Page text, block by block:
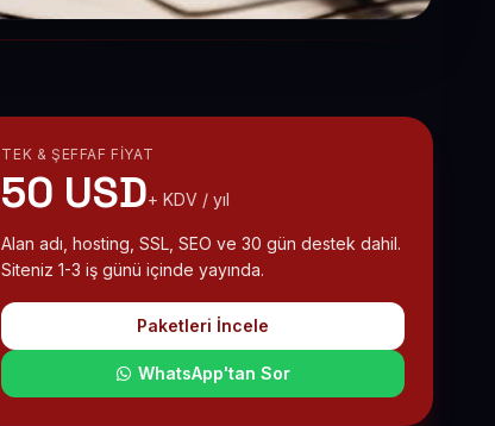
TEK & ŞEFFAF FIYAT
50 USD+ KDV / yıl
Alan adı, hosting, SSL, SEO ve 30 gün destek dahil.
Siteniz 1-3 iş günü içinde yayında.
Paketleri İncele
WhatsApp'tan Sor